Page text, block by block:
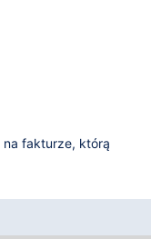
na fakturze, którą